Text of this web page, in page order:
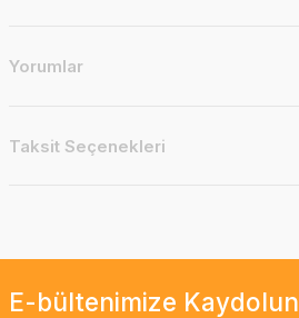
Yorumlar
Taksit Seçenekleri
E-bültenimize Kaydolun